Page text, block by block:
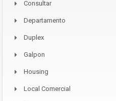
Consultar
Departamento
Duplex
Galpon
Housing
Local Comercial